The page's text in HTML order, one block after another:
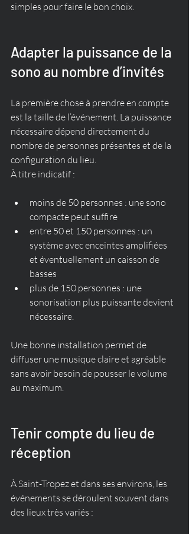
simples pour faire le bon choix.
Adapter la puissance de la
sono au nombre d’invités
La première chose à prendre en compte
est la taille de l’événement. La puissance
nécessaire dépend directement du
nombre de personnes présentes et de la
configuration du lieu.
À titre indicatif :
moins de 50 personnes : une sono
compacte peut suffire
entre 50 et 150 personnes : un
système avec enceintes amplifiées
et éventuellement un caisson de
basses
plus de 150 personnes : une
sonorisation plus puissante devient
nécessaire.
Une bonne installation permet de
diffuser une musique claire et agréable
sans avoir besoin de pousser le volume
au maximum.
Tenir compte du lieu de
réception
À Saint-Tropez et dans ses environs, les
événements se déroulent souvent dans
des lieux très variés :